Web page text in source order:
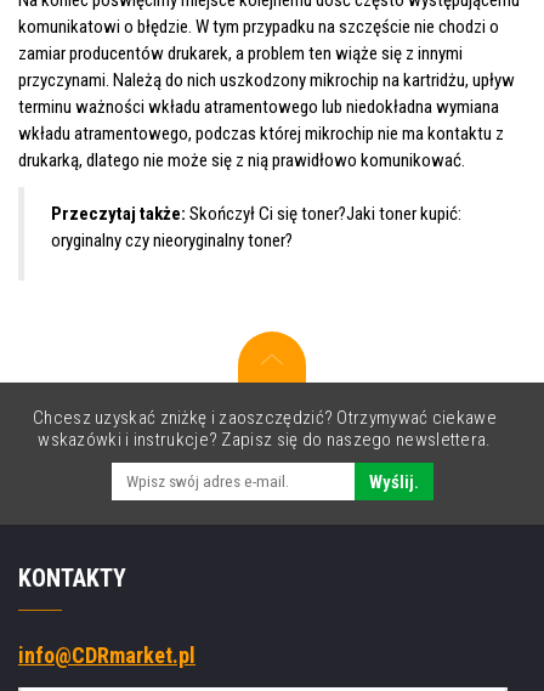
komunikatowi o błędzie. W tym przypadku na szczęście nie chodzi o
zamiar producentów drukarek, a problem ten wiąże się z innymi
przyczynami. Należą do nich uszkodzony mikrochip na kartridżu, upływ
terminu ważności wkładu atramentowego lub niedokładna wymiana
wkładu atramentowego, podczas której mikrochip nie ma kontaktu z
drukarką, dlatego nie może się z nią prawidłowo komunikować.
Przeczytaj także: Skończył Ci się toner?Jaki toner kupić:
oryginalny czy nieoryginalny toner?
Chcesz uzyskać zniżkę i zaoszczędzić? Otrzymywać ciekawe
wskazówki i instrukcje? Zapisz się do naszego newslettera.
Wyślij.
KONTAKTY
info@CDRmarket.pl